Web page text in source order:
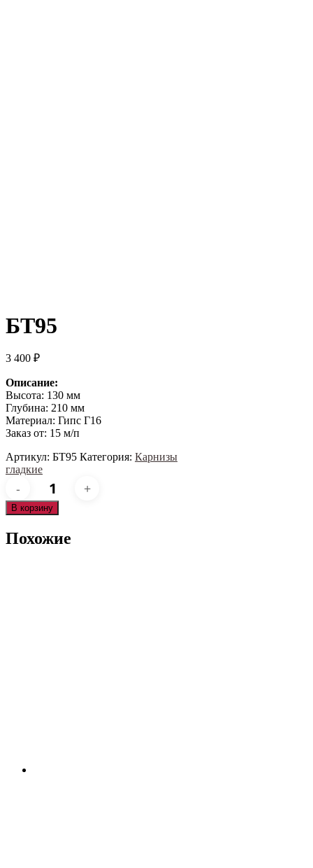
БТ95
3 400 ₽
Описание:
Высота: 130 мм
Глубина: 210 мм
Материал: Гипс Г16
Заказ от: 15 м/п
Артикул: БТ95 Категория: Карнизы
гладкие
Количество
товара
БТ95
В корзину
Похожие